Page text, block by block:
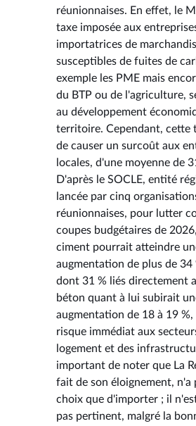
réunionnaises. En effet, le
taxe imposée aux
importatrices de
susceptibles de fuites de
exemple les PME mais
du BTP ou de l'agriculture,
au développement
territoire. Cependant, cette
de causer un surcoût aux
locales, d'une moyenne de
D'après le SOCLE, entité
lancée par cinq
réunionnaises, pour lutter
coupes budgétaires de
ciment pourrait atteindre
augmentation de plus de 34
dont 31 % liés directement
béton quant à lui subirait
augmentation de 18 à 19 %,
risque immédiat aux
logement et des
important de noter que La
fait de son éloignement, n'a
choix que d'importer ; il
pas pertinent, malgré la